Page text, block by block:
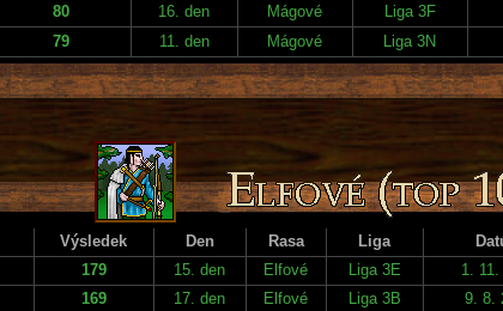
80 16. den Mágové Liga 3F
79 11. den Mágové Liga 3N
Výsledek Den Rasa Liga
179 15. den Elfové Liga 3E 1.
169 17. den Elfové Liga 3B 9. 8.